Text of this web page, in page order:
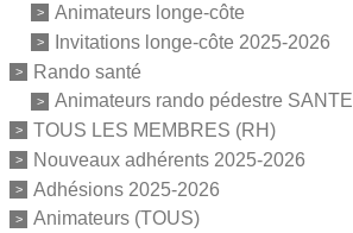
Animateurs longe-côte
Invitations longe-côte 2025-2026
Rando santé
Animateurs rando pédestre SANTE
TOUS LES MEMBRES (RH)
Nouveaux adhérents 2025-2026
Adhésions 2025-2026
Animateurs (TOUS)